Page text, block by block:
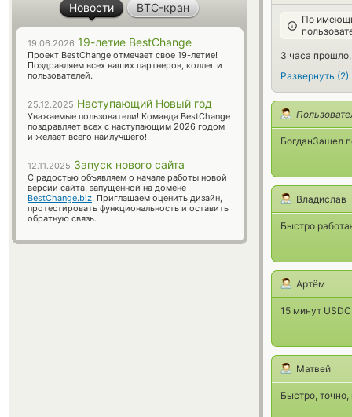
По
3 часа прошло,
Развернуть (2)
БогданЗашел
Владислав
Быстро
Артём
15 минут
Матвей
Быстро,
Новости BTC-кран
19.06.2026 19-летие BestChange
Проект BestChange отмечает свое 19-летие!
Поздравляем всех наших партнеров, коллег и
пользователей.
25.12.2025 Наступающий Новый год
Уважаемые пользователи! Команда BestChange
поздравляет всех с наступающим 2026 годом
и желает всего наилучшего!
12.11.2025 Запуск нового сайта
С радостью объявляем о начале работы новой
версии сайта, запущенной на домене
BestChange.biz. Приглашаем оценить дизайн,
протестировать функциональность и оставить
обратную связь.